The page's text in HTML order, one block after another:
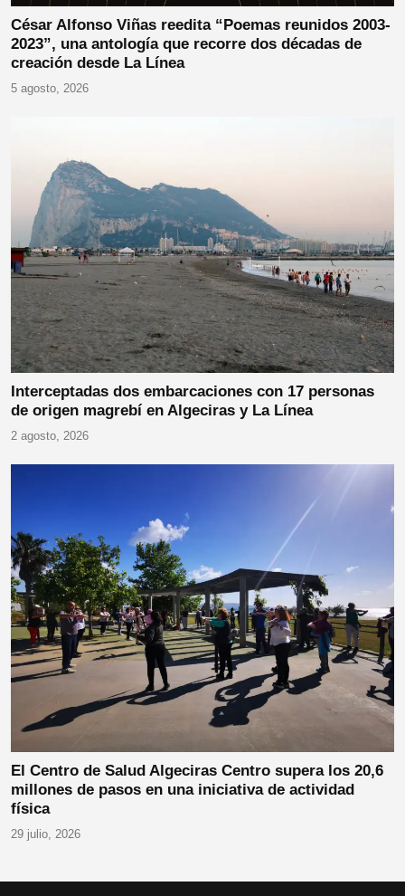
César Alfonso Viñas reedita “Poemas reunidos 2003-
2023”, una antología que recorre dos décadas de
creación desde La Línea
5 agosto, 2026
Interceptadas dos embarcaciones con 17 personas
de origen magrebí en Algeciras y La Línea
2 agosto, 2026
El Centro de Salud Algeciras Centro supera los 20,6
millones de pasos en una iniciativa de actividad
física
29 julio, 2026